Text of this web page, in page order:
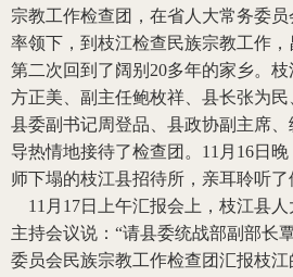
宗教工作检查团，在省人大常务委
率领下，到枝江检查民族宗教工作，
第二次回到了阔别 20多年的家乡。
方正美、副主任鲍枚祥、县长张为民
县委副书记周登品、县政协副主席
导热情地接待了检查团。 11 月 16日
师下塌的枝江县招待所，亲耳聆听了
11 月 17日上午汇报会上，枝江县
主持会议说：“请县委统战部副部长
委员会民族宗教工作检查团汇报枝